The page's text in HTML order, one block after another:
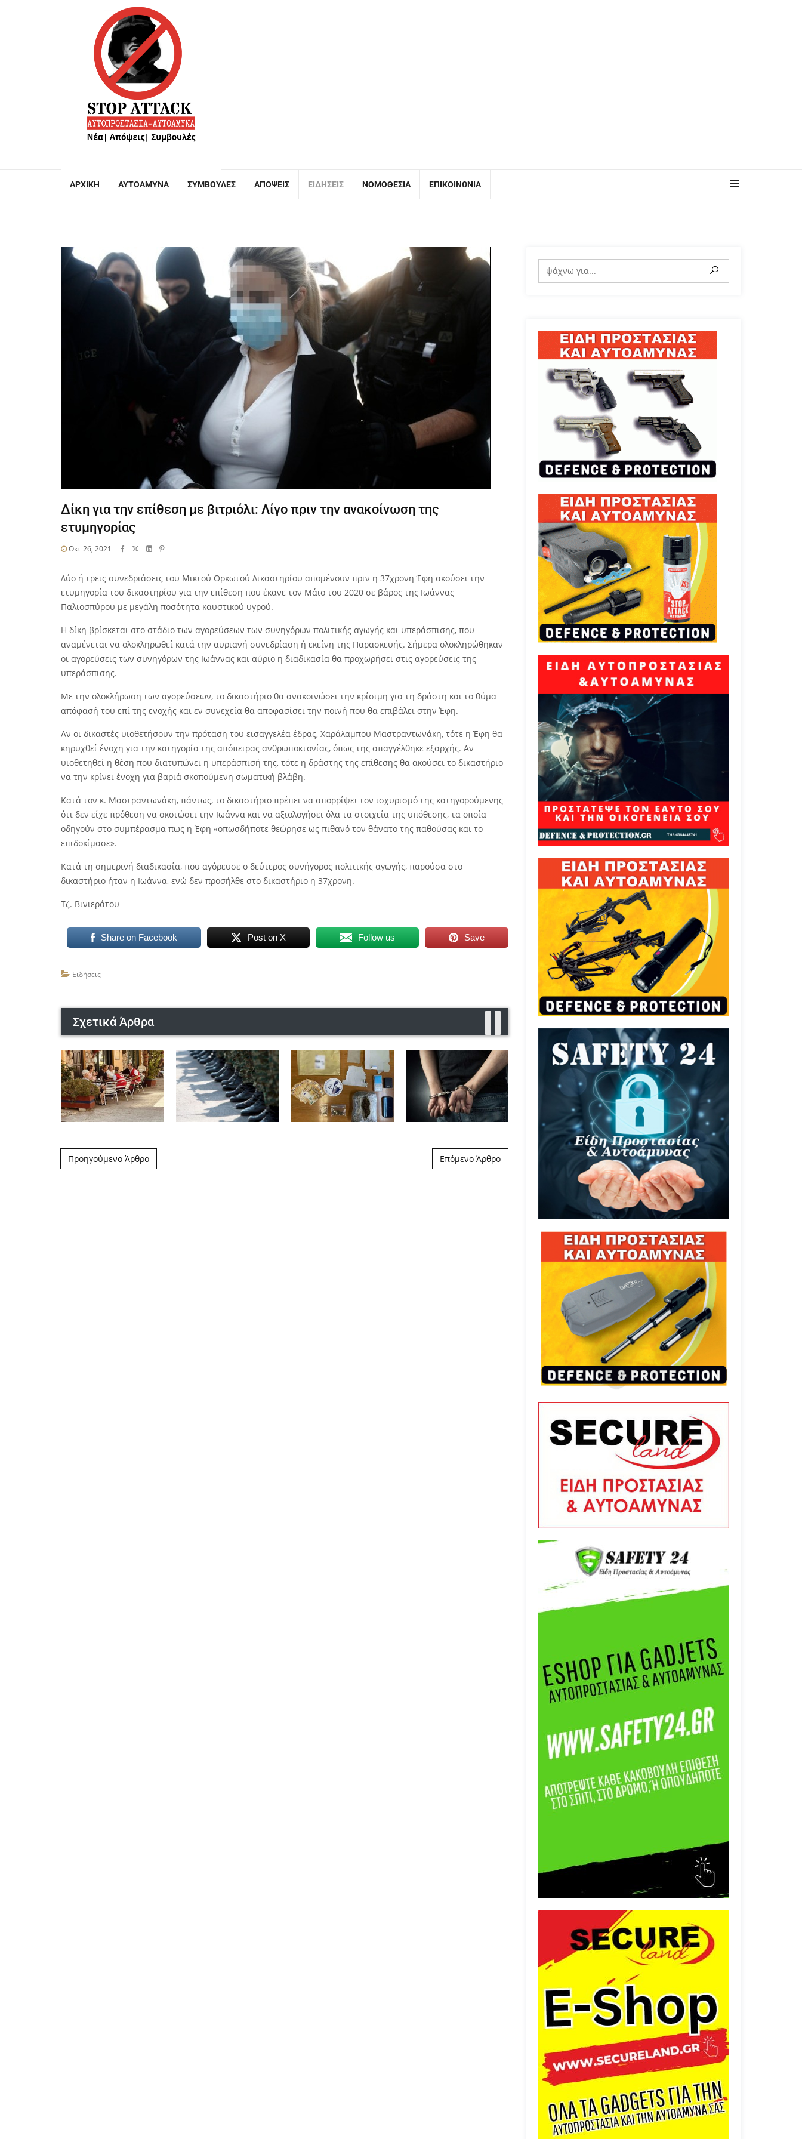
ΑΡΧΙΚΉ ΑΥΤΟΆΜΥΝΑ ΣΥΜΒΟΥΛΈΣ ΑΠΌΨΕΙΣ ΕΙΔΉΣΕΙΣ ΝΟΜΟΘΕΣΊΑ ΕΠΙΚΟΙΝΩΝΊΑ
Δίκη για την επίθεση με βιτριόλι: Λίγο πριν την ανακοίνωση της
ετυμηγορίας
Οκτ 26, 2021
Δύο ή τρεις συνεδριάσεις του Μικτού Ορκωτού Δικαστηρίου απομένουν πριν η 37χρονη Έφη ακούσει την
ετυμηγορία του δικαστηρίου για την επίθεση που έκανε τον Μάιο του 2020 σε βάρος της Ιωάννας
Παλιοσπύρου με μεγάλη ποσότητα καυστικού υγρού.
Η δίκη βρίσκεται στο στάδιο των αγορεύσεων των συνηγόρων πολιτικής αγωγής και υπεράσπισης, που
αναμένεται να ολοκληρωθεί κατά την αυριανή συνεδρίαση ή εκείνη της Παρασκευής. Σήμερα ολοκληρώθηκαν
οι αγορεύσεις των συνηγόρων της Ιωάννας και αύριο η διαδικασία θα προχωρήσει στις αγορεύσεις της
υπεράσπισης.
Με την ολοκλήρωση των αγορεύσεων, το δικαστήριο θα ανακοινώσει την κρίσιμη για τη δράστη και το θύμα
απόφασή του επί της ενοχής και εν συνεχεία θα αποφασίσει την ποινή που θα επιβάλει στην Έφη.
Αν οι δικαστές υιοθετήσουν την πρόταση του εισαγγελέα έδρας, Χαράλαμπου Μαστραντωνάκη, τότε η Έφη θα
κηρυχθεί ένοχη για την κατηγορία της απόπειρας ανθρωποκτονίας, όπως της απαγγέλθηκε εξαρχής. Αν
υιοθετηθεί η θέση που διατυπώνει η υπεράσπισή της, τότε η δράστης της επίθεσης θα ακούσει το δικαστήριο
να την κρίνει ένοχη για βαριά σκοπούμενη σωματική βλάβη.
Κατά τον κ. Μαστραντωνάκη, πάντως, το δικαστήριο πρέπει να απορρίψει τον ισχυρισμό της κατηγορούμενης
ότι δεν είχε πρόθεση να σκοτώσει την Ιωάννα και να αξιολογήσει όλα τα στοιχεία της υπόθεσης, τα οποία
οδηγούν στο συμπέρασμα πως η Έφη «οπωσδήποτε θεώρησε ως πιθανό τον θάνατο της παθούσας και το
επιδοκίμασε».
Κατά τη σημερινή διαδικασία, που αγόρευσε ο δεύτερος συνήγορος πολιτικής αγωγής, παρούσα στο
δικαστήριο ήταν η Ιωάννα, ενώ δεν προσήλθε στο δικαστήριο η 37χρονη.
Τζ. Βινιεράτου
Share on Facebook Post on X Follow us Save
Ειδήσεις
Σχετικά Άρθρα
Post navigation
Προηγούμενο Άρθρο Επόμενο Άρθρο